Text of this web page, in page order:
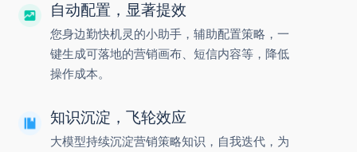
自动配置，显著提效
您身边勤快机灵的小助手，辅助配置策略，一
键生成可落地的营销画布、短信内容等，降低
操作成本。
知识沉淀，飞轮效应
大模型持续沉淀营销策略知识，自我迭代，为